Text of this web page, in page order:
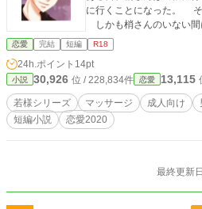
に行くことになった。 そ
しかも梢さんのいない
恋愛 完結 短編 R18
24h.ポイント 14pt
小説 30,926 位 / 228,834件 恋愛 13,115
若様シリーズ マッサージ 成人向け
短編小説
恋愛2020
最終更新